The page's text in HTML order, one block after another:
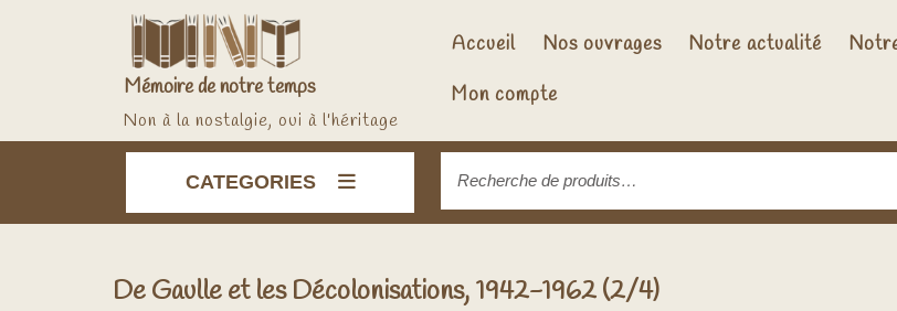
Mémoire de notre temps
Non à la nostalgie, oui à l'héritage
Accueil Nos ouvrages Notre actualité
Mon compte
CATEGORIES
pour :
De Gaulle et les Décolonisations, 1942-1962 (2/4)